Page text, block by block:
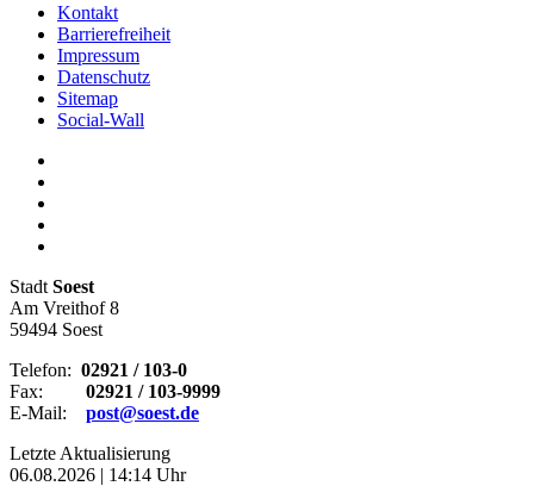
Kontakt
Barrierefreiheit
Impressum
Datenschutz
Sitemap
Social-Wall
Stadt Soest
Am Vreithof 8
59494 Soest
Telefon: 02921 / 103-0
Fax: 02921 / 103-9999
E-Mail: post@soest.de
Letzte Aktualisierung
06.08.2026 | 14:14 Uhr